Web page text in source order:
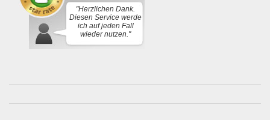
"Herzlichen Dank.
Diesen Service werde
ich auf jeden Fall
wieder nutzen."